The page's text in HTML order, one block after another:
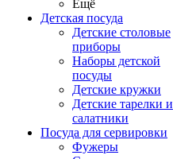
Ещё
Детская посуда
Детские столовые
приборы
Наборы детской
посуды
Детские кружки
Детские тарелки и
салатники
Посуда для сервировки
Фужеры